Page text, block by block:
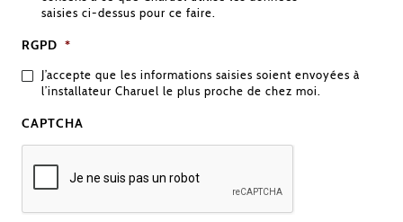
saisies ci-dessus pour ce faire.
RGPD *
J’accepte que les informations saisies soient envoyées à
l’installateur Charuel le plus proche de chez moi.
CAPTCHA